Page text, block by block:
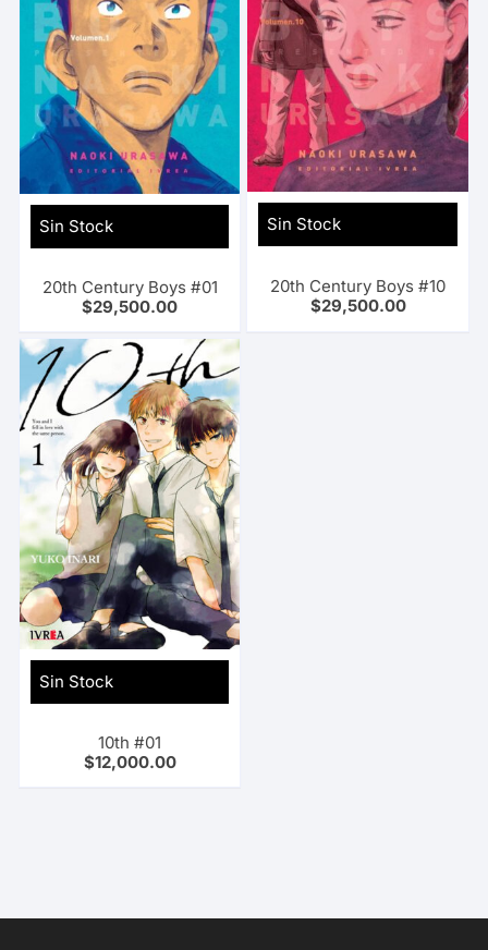
Sin Stock
20th Century Boys #01
$29,500.00
Sin Stock
20th Century Boys #10
$29,500.00
Sin Stock
10th #01
$12,000.00